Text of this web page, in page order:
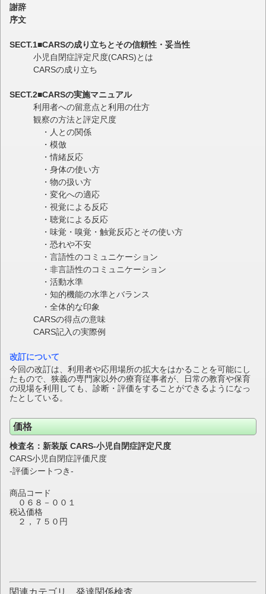
謝辞
序文
SECT.1■CARSの成り立ちとその信頼性・妥当性
小児自閉症評定尺度(CARS)とは
CARSの成り立ち
SECT.2■CARSの実施マニュアル
利用者への留意点と利用の仕方
観察の方法と評定尺度
・人との関係
・模倣
・情緒反応
・身体の使い方
・物の扱い方
・変化への適応
・視覚による反応
・聴覚による反応
・味覚・嗅覚・触覚反応とその使い方
・恐れや不安
・言語性のコミュニケーション
・非言語性のコミュニケーション
・活動水準
・知的機能の水準とバランス
・全体的な印象
CARSの得点の意味
CARS記入の実際例
改訂について
今回の改訂は、利用者や応用場所の拡大をはかることを可能にし
たもので、狭義の専門家以外の療育従事者が、日常の教育や保育
の現場を利用しても、診断・評価をすることができるようになっ
たとしている。
価格
検査名：新装版 CARS-小児自閉症評定尺度
CARS小児自閉症評価尺度
-評価シートつき-
商品コード
０６８－００１
税込価格
２，７５０円
関連カテゴリ 発達関係検査